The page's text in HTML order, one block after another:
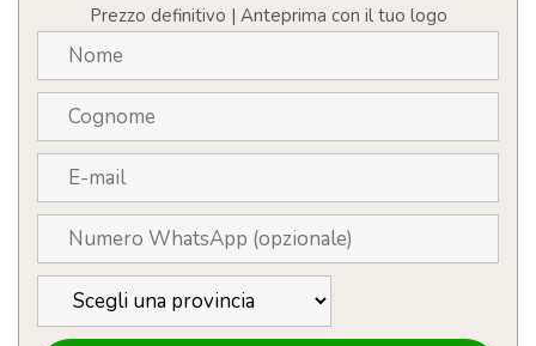
Prezzo definitivo | Anteprima con il tuo logo